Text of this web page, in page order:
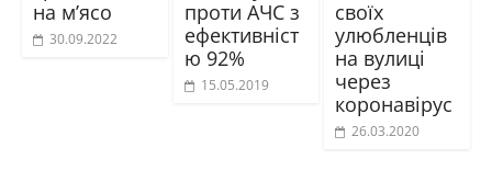
на м’ясо
30.09.2022
проти АЧС з
ефективніст
ю 92%
15.05.2019
своїх
улюбленців
на вулиці
через
коронавірус
26.03.2020